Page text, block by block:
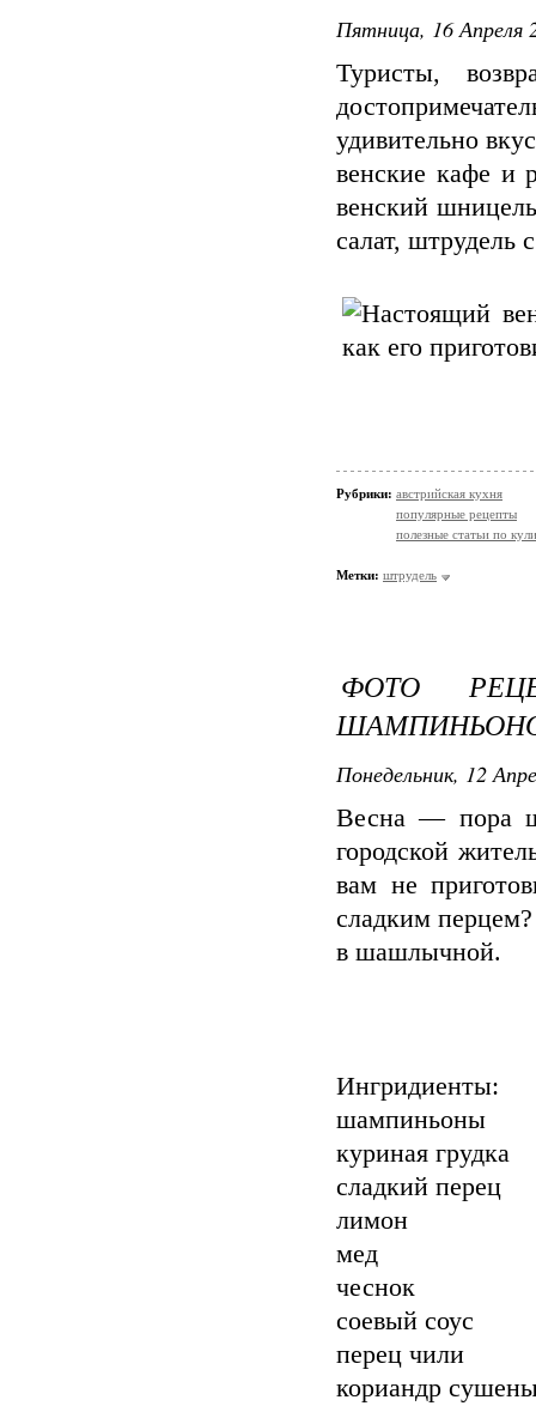
Пятница, 16 Апреля
Туристы,
удивительно
венские кафе и
венский
салат, штрудель
Рубрики: австрийская кухня
популярные рецепты
полезные статьи по
Метки: штрудель
ФОТО
Понедельник, 12
Весна — пора
городской
вам не
сладким
в шашлычной.
Ингридиенты:
шампиньоны
куриная грудка
сладкий перец
лимон
мед
чеснок
соевый соус
перец чили
кориандр